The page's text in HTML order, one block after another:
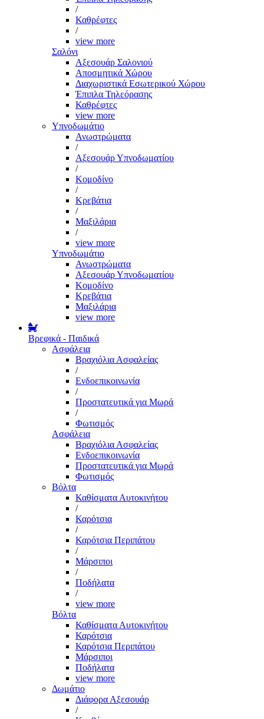
/
Καθρέφτες
/
view more
Σαλόνι
Αξεσουάρ Σαλονιού
Αποσμητικά Χώρου
Διαχωριστικά Εσωτερικού Χώρου
Έπιπλα Τηλεόρασης
Καθρέφτες
view more
Υπνοδωμάτιο
Ανωστρώματα
/
Αξεσουάρ Υπνοδωματίου
/
Κομοδίνο
/
Κρεβάτια
/
Μαξιλάρια
/
view more
Υπνοδωμάτιο
Ανωστρώματα
Αξεσουάρ Υπνοδωματίου
Κομοδίνο
Κρεβάτια
Μαξιλάρια
view more
Βρεφικά - Παιδικά
Ασφάλεια
Βραχιόλια Ασφαλείας
/
Ενδοεπικοινωνία
/
Προστατευτικά για Μωρά
/
Φωτισμός
Ασφάλεια
Βραχιόλια Ασφαλείας
Ενδοεπικοινωνία
Προστατευτικά για Μωρά
Φωτισμός
Βόλτα
Καθίσματα Αυτοκινήτου
/
Καρότσια
/
Καρότσια Περιπάτου
/
Μάρσιποι
/
Ποδήλατα
/
view more
Βόλτα
Καθίσματα Αυτοκινήτου
Καρότσια
Καρότσια Περιπάτου
Μάρσιποι
Ποδήλατα
view more
Δωμάτιο
Διάφορα Αξεσουάρ
/